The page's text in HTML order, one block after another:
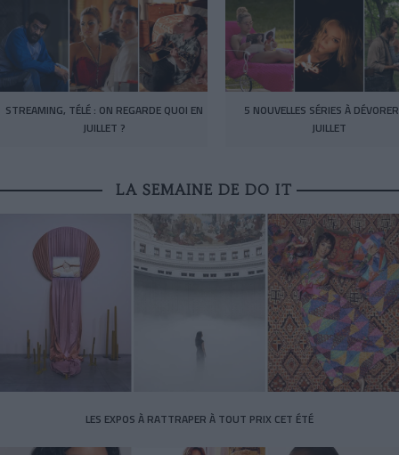
STREAMING, TÉLÉ : ON REGARDE QUOI EN
JUILLET ?
5 NOUVELLES SÉRIES À
JUILLET
LA SEMAINE DE DO IT
LES EXPOS À RATTRAPER À TOUT PRIX CET ÉTÉ